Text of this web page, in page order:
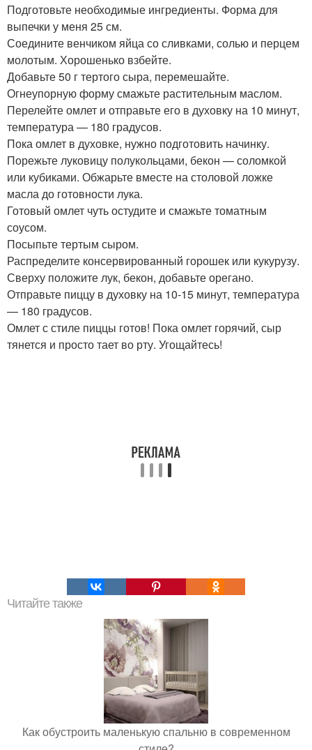
Подготовьте необходимые ингредиенты. Форма для
выпечки у меня 25 см.
Соедините венчиком яйца со сливками, солью и перцем
молотым. Хорошенько взбейте.
Добавьте 50 г тертого сыра, перемешайте.
Огнеупорную форму смажьте растительным маслом.
Перелейте омлет и отправьте его в духовку на 10 минут,
температура — 180 градусов.
Пока омлет в духовке, нужно подготовить начинку.
Порежьте луковицу полукольцами, бекон — соломкой
или кубиками. Обжарьте вместе на столовой ложке
масла до готовности лука.
Готовый омлет чуть остудите и смажьте томатным
соусом.
Посыпьте тертым сыром.
Распределите консервированный горошек или кукурузу.
Сверху положите лук, бекон, добавьте орегано.
Отправьте пиццу в духовку на 10-15 минут, температура
— 180 градусов.
Омлет с стиле пиццы готов! Пока омлет горячий, сыр
тянется и просто тает во рту. Угощайтесь!
Читайте также
Как обустроить маленькую спальню в современном